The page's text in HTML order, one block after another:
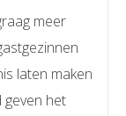
meer
laten maken
geven het